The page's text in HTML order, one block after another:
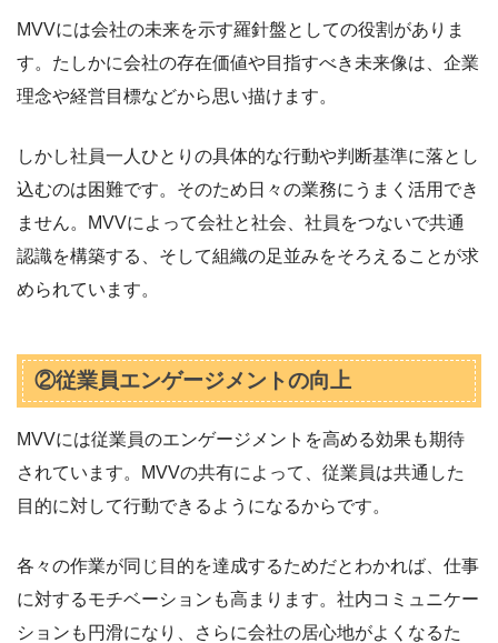
MVVには会社の未来を示す羅針盤としての役割がありま
す。たしかに会社の存在価値や目指すべき未来像は、企業
理念や経営目標などから思い描けます。
しかし社員一人ひとりの具体的な行動や判断基準に落とし
込むのは困難です。そのため日々の業務にうまく活用でき
ません。MVVによって会社と社会、社員をつないで共通
認識を構築する、そして組織の足並みをそろえることが求
められています。
②従業員エンゲージメントの向上
MVVには従業員のエンゲージメントを高める効果も期待
されています。MVVの共有によって、従業員は共通した
目的に対して行動できるようになるからです。
各々の作業が同じ目的を達成するためだとわかれば、仕事
に対するモチベーションも高まります。社内コミュニケー
ションも円滑になり、さらに会社の居心地がよくなるた